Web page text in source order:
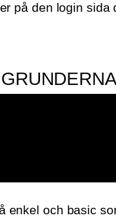
på den login sida
enkel och basic